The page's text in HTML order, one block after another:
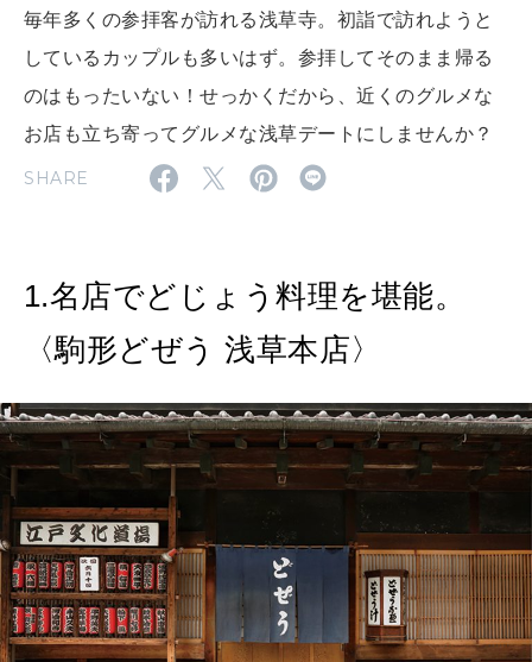
WORK&MONEY
いい人生って？
MAGAZINE
特集
2026年8月号『お茶の時間です。』
2026年7月号「鎌倉 ローカルが 教えてくれた 本当の歩き方。」
2026年6月号「大銀座 トレンドが生まれる 新しい一流店へ。」
2026年5月号「“大好き”に出会いに。韓国」
2026年4月号「未来をつくる、学びの教科書。」
2026年3月号「スイーツ予想図 2026」
2026年2月号「良運を掴む 新・開運術。」
MAGAZINE MOOK
FOLLOW US!
毎年多くの参拝客が訪れる浅草寺。初詣で訪れようと
しているカップルも多いはず。参拝してそのまま帰る
のはもったいない！せっかくだから、近くのグルメな
お店も立ち寄ってグルメな浅草デートにしませんか？
SHARE
1.名店でどじょう料理を堪能。
〈駒形どぜう 浅草本店〉